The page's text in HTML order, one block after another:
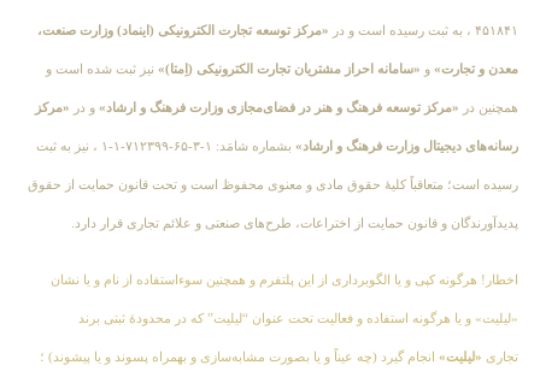
۴۵۱۸۴۱ ، به ثبت رسیده است و در «مرکز توسعه تجارت الکترونیکی (اینماد) وزارت صنعت،
معدن و تجارت» و «سامانه احراز مشتریان تجارت الکترونیکی (اِمتا)» نیز ثبت شده است و
همچنین در «مرکز توسعه فرهنگ و هنر در فضای‌مجازی وزارت فرهنگ و ارشاد» و در «مرکز
رسانه‌های دیجیتال وزارت فرهنگ و ارشاد» بشماره شامَد: ۱-۳-۶۵-۷۱۲۳۹۹-۱-۱ ، نیز به ثبت
رسیده است؛ متعاقباً کلیهٔ حقوق مادی و معنوی محفوظ است و تحت قانون حمایت از حقوق
پدیدآورندگان و قانون حمایت از اختراعات، طرح‌های صنعتی و علائم تجاری قرار دارد.
اخطار! هرگونه کپی و یا الگوبرداری از این پلتفرم و همچنین سوءاستفاده از نام و یا نشان
«لیلیت» و یا هرگونه استفاده و فعالیت تحت عنوان “لیلیت” که در محدودهٔ ثبتی برند
تجاری «لیلیت» انجام گیرد (چه عیناً و یا بصورت مشابه‌سازی و بهمراه پسوند و یا پیشوند) ؛